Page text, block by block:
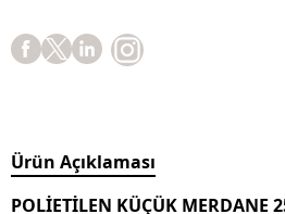
Ürün Açıklaması
POLİETİLEN KÜÇÜK MERDANE